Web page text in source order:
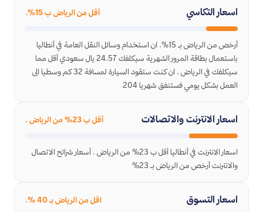
اسعار التكاسي أقل من الرياض ب 15%.
أرخص من الرياض بـ 15%. ان استخدام وسائل النقل العامة في أنطاليا
باستعمال بطاقة المرور الشهرية سيكلفك 24.57 يال سعودي أقل مما
سيكلفك في الرياض . ان كنت ستقود السيارة لمسافة 32 كم وسطيا الى
العمل بشكل يومي فستنفق شهريا 204
اسعار الانترنت والاتصالات أقل ب 23% من الرياض .
اسعار الانترنت في أنطاليا أقل ب 23% من الرياض . أسعار شرائح الاتصال
والانترنت أرخص من الرياض بـ 23%
اسعار التسوق اقل من الرياض بـ 40 %.